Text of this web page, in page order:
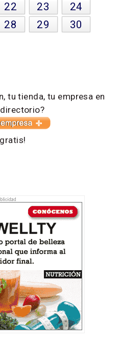
22 23
24
28 29
30
tu tienda, tu empresa en
gratis!